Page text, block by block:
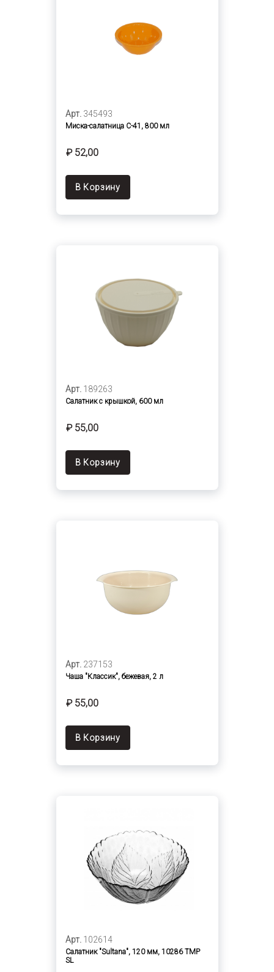
Арт. 345493
Миска-салатница С-41, 800 мл
₽ 52,00
В Корзину
Арт. 189263
Салатник с крышкой, 600 мл
₽ 55,00
В Корзину
Арт. 237153
Чаша "Классик", бежевая, 2 л
₽ 55,00
В Корзину
Арт. 102614
Салатник "Sultana", 120 мм, 10286 TMP
SL